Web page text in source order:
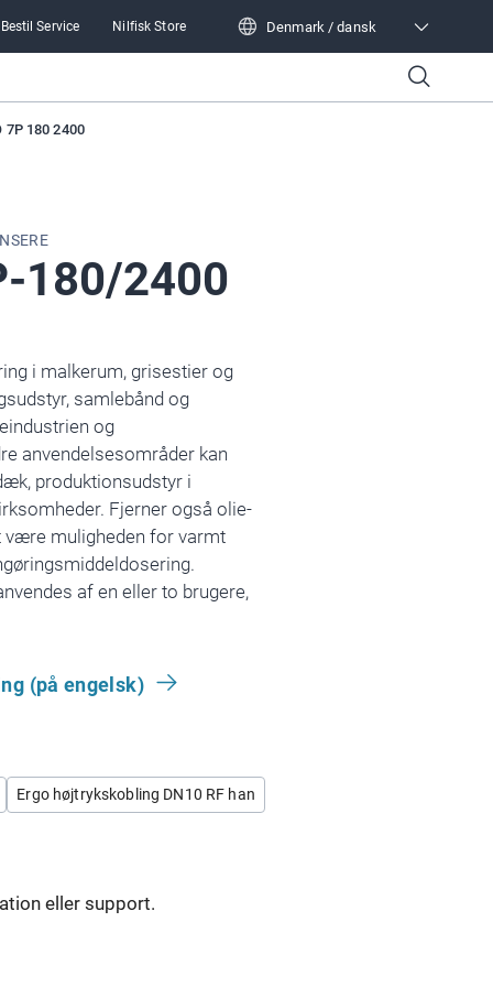
Bestil Service Nilfisk Store Denmark / dansk
7P 180 2400
180/2400
i malkerum, grisestier og
samlebånd og
og
anvendelsesområder kan
produktionsudstyr i
Fjerner også olie-
være muligheden for varmt
af en eller to brugere,
(på engelsk)
Ergo højtrykskobling DN10 RF han
eller support.